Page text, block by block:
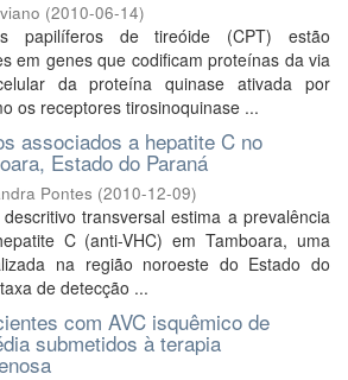
(2010-06-14)
papilíferos de tireóide (CPT) estão
em genes que codificam proteínas da via
da proteína quinase ativada por
os receptores tirosinoquinase ...
associados a hepatite C no
Estado do Paraná
Pontes (2010-12-09)
transversal estima a prevalência
C (anti-VHC) em Tamboara, uma
na região noroeste do Estado do
de detecção ...
com AVC isquêmico de
submetidos à terapia